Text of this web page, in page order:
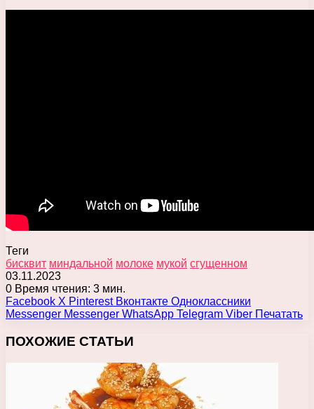
Теги
бисквит миндальной молоке мукой сгущенном
03.11.2023
0 Время чтения: 3 мин.
Facebook X Pinterest Вконтакте Одноклассники
Messenger Messenger WhatsApp Telegram Viber Печатать
ПОХОЖИЕ СТАТЬИ